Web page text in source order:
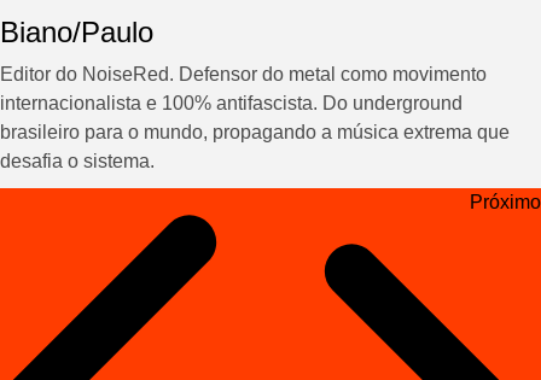
Biano/Paulo
Editor do NoiseRed. Defensor do metal como movimento
internacionalista e 100% antifascista. Do underground
brasileiro para o mundo, propagando a música extrema que
desafia o sistema.
Navegação
Próximo